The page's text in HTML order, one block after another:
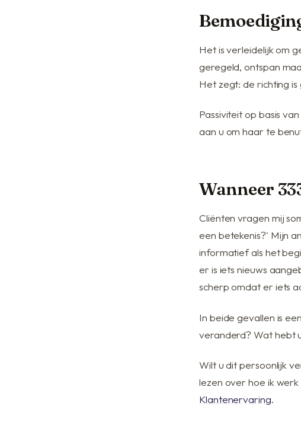
Het is verleidelijk om
geregeld, ontspan
Het zegt: de richting
Passiviteit op basis
aan u om haar te
Wanneer
Cliënten vragen mij
een betekenis?' Mijn
informatief als het
er is iets nieuws
scherp omdat er iets
In beide gevallen is
veranderd? Wat hebt
Wilt u dit persoonlijk
lezen over hoe ik
Klantenervaring.